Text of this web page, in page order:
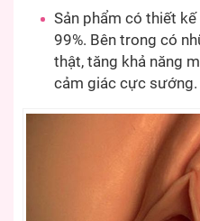
Sản phẩm có thiết kế
99%. Bên trong có
thật, tăng khả năng
cảm giác cực sướng.